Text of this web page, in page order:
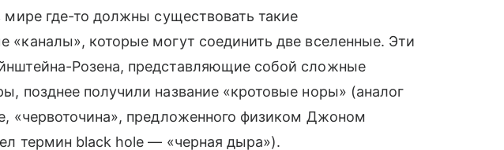
где-то должны существовать такие
«каналы», которые могут соединить две вселенные. Эти
Розена, представляющие собой сложные
позднее получили название «кротовые норы» (аналог
«червоточина», предложенного физиком Джоном
термин black hole — «черная дыра»).